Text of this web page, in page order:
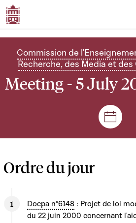
Commission de
Recherche, des Media et
Meeting - 5 July
Ordre du jour
Docpa n°6148 : Projet de loi
du 22 juin 2000 concernant